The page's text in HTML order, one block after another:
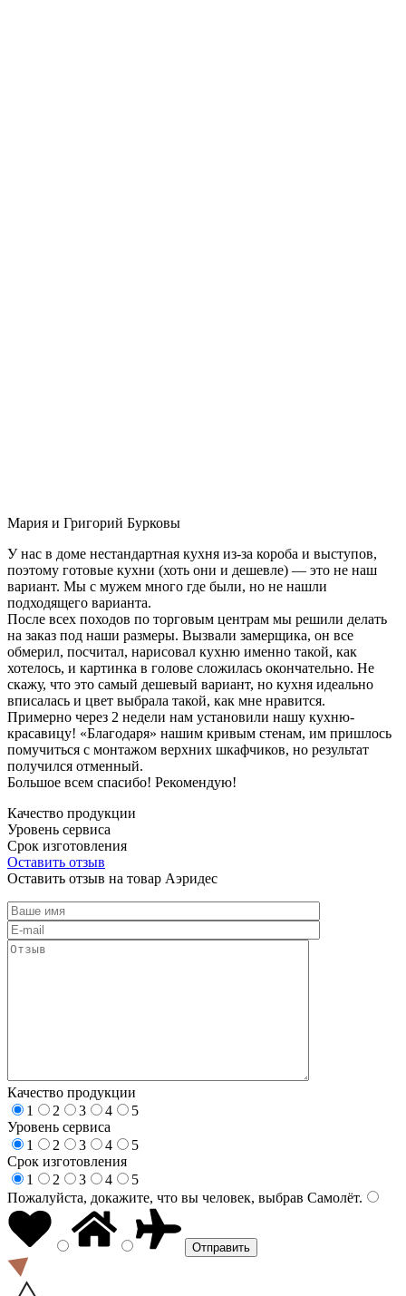
Мария и Григорий Бурковы
У нас в доме нестандартная кухня из-за короба и выступов,
поэтому готовые кухни (хоть они и дешевле) — это не наш
вариант. Мы с мужем много где были, но не нашли
подходящего варианта.
После всех походов по торговым центрам мы решили делать
на заказ под наши размеры. Вызвали замерщика, он все
обмерил, посчитал, нарисовал кухню именно такой, как
хотелось, и картинка в голове сложилась окончательно. Не
скажу, что это самый дешевый вариант, но кухня идеально
вписалась и цвет выбрала такой, как мне нравится.
Примерно через 2 недели нам установили нашу кухню-
красавицу! «Благодаря» нашим кривым стенам, им пришлось
помучиться с монтажом верхних шкафчиков, но результат
получился отменный.
Большое всем спасибо! Рекомендую!
Качество продукции
Уровень сервиса
Срок изготовления
Оставить отзыв
Оставить отзыв на товар Аэридес
Качество продукции
1
2 3 4
5
Уровень сервиса
1
2 3 4
5
Срок изготовления
1
2 3 4
5
Пожалуйста, докажите, что вы человек, выбрав Самолёт.